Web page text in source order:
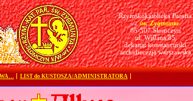
Rzymskokatolicka Parafia
pw.św. Zygmunta
05-507 Słomczyn
ul. Wiślana 85
dekanat konstanciński
archidiecezja warszawska
LIST do KUSTOSZA/ADMINISTRATORA